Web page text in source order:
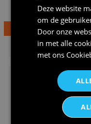
Dames
Deze website
om de
Door onze
in met alle
met ons